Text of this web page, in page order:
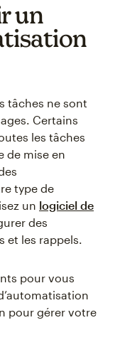
un
tâches ne sont
Certains
les tâches
de mise en
type de
un logiciel de
des
et les rappels.
pour vous
pour gérer votre